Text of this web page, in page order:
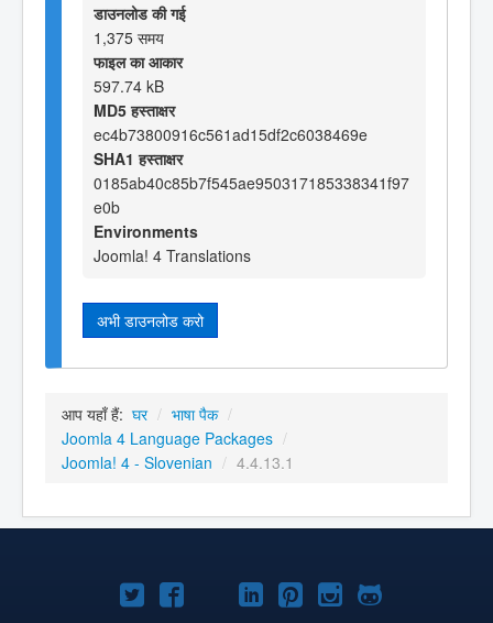
डाउनलोड की गई
1,375 समय
फाइल का आकार
597.74 kB
MD5 हस्ताक्षर
ec4b73800916c561ad15df2c6038469e
SHA1 हस्ताक्षर
0185ab40c85b7f545ae950317185338341f97
e0b
Environments
Joomla! 4 Translations
अभी डाउनलोड करो
आप यहाँ हैं: घर / भाषा पैक /
Joomla 4 Language Packages /
Joomla! 4 - Slovenian / 4.4.13.1
Joomla!Joomla!Joomla!
Joomla!Joomla!
Joomla!Joomla!